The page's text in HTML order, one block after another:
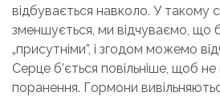
відбувається навколо. У такому
зменшується, ми відчуваємо, що
„присутніми”, і згодом можемо
Серце б’ється повільніше, щоб
поранення. Гормони